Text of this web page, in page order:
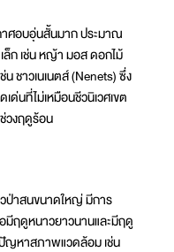
าศอบอุ่นสั้นมาก ประมาณ
ก เช่น หญ้า มอส ดอกไม้
ชาวเนเนตส์ (Nenets) ซึ่ง
ด่นที่ไม่เหมือนชีวนิเวศเขต
วงฤดูร้อน
ป่าสนขนาดใหญ่ มีการ
มีฤดูหนาวยาวนานและมีฤดู
ญหาสภาพแวดล้อม เช่น